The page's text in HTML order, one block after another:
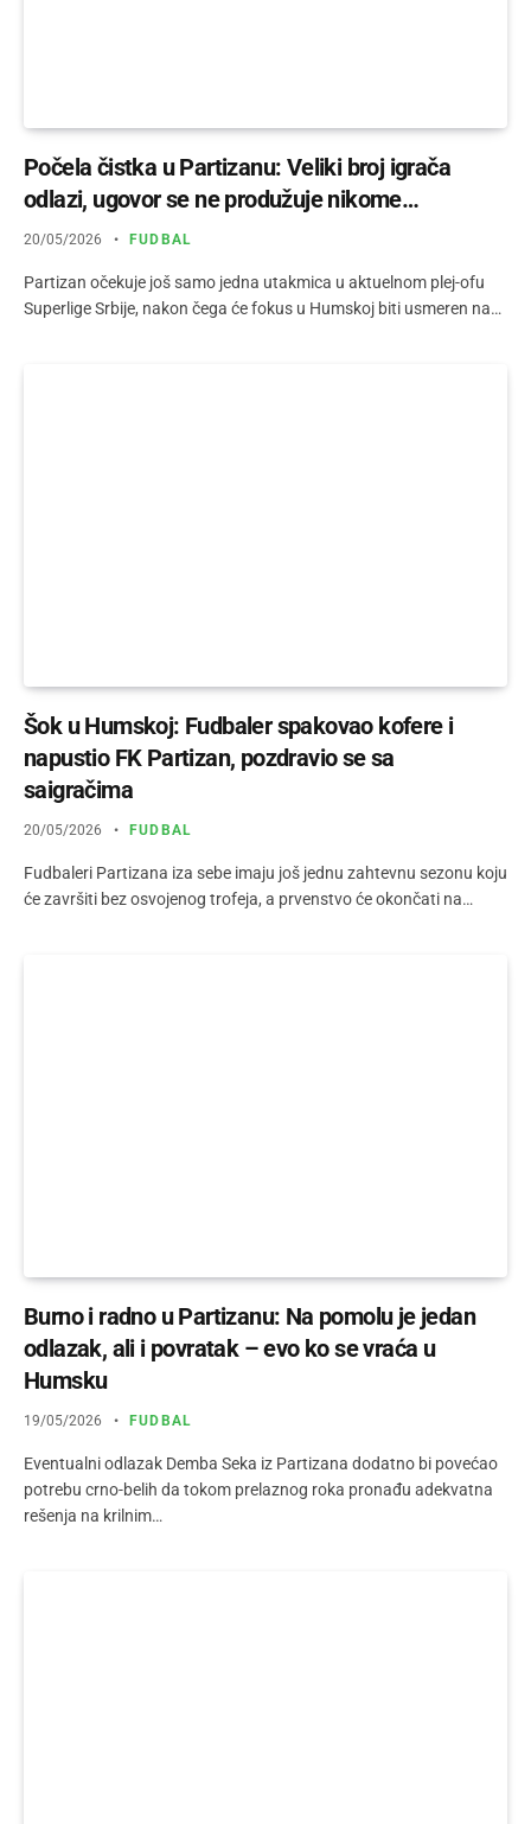
Počela čistka u Partizanu: Veliki broj igrača
odlazi, ugovor se ne produžuje nikome…
20/05/2026 FUDBAL
Partizan očekuje još samo jedna utakmica u aktuelnom plej-ofu
Superlige Srbije, nakon čega će fokus u Humskoj biti usmeren na…
Šok u Humskoj: Fudbaler spakovao kofere i
napustio FK Partizan, pozdravio se sa
saigračima
20/05/2026 FUDBAL
Fudbaleri Partizana iza sebe imaju još jednu zahtevnu sezonu koju
će završiti bez osvojenog trofeja, a prvenstvo će okončati na…
Burno i radno u Partizanu: Na pomolu je jedan
odlazak, ali i povratak – evo ko se vraća u
Humsku
19/05/2026 FUDBAL
Eventualni odlazak Demba Seka iz Partizana dodatno bi povećao
potrebu crno-belih da tokom prelaznog roka pronađu adekvatna
rešenja na krilnim…